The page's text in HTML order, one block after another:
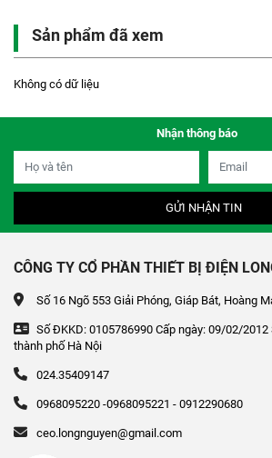
Sản phẩm đã xem
Không có dữ liệu
Nhận thông báo
GỬI NHẬN TIN
CÔNG TY CỔ PHẦN THIẾT BỊ ĐIỆN
Số 16 Ngõ 553 Giải Phóng, Giáp Bát, Hoàng
Số ĐKKD: 0105786990 Cấp ngày: 09/02/
thành phố Hà Nội
024.35409147
0968095220 -0968095221 - 0912290680
ceo.longnguyen@gmail.com